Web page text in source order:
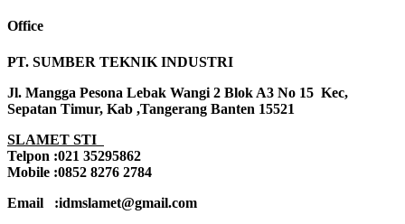
Office
PT. SUMBER TEKNIK INDUSTRI
Jl. Mangga Pesona Lebak Wangi 2 Blok A3 No 15 Kec,
Sepatan Timur, Kab ,Tangerang Banten 15521
SLAMET STI
Telpon :021 35295862
Mobile :0852 8276 2784
Email :idmslamet@gmail.com